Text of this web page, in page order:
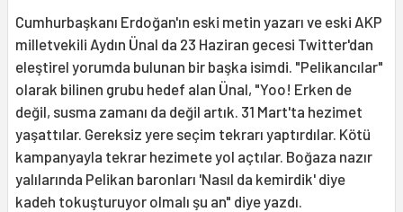
Cumhurbaşkanı Erdoğan'ın eski metin yazarı ve eski AKP
milletvekili Aydın Ünal da 23 Haziran gecesi Twitter'dan
eleştirel yorumda bulunan bir başka isimdi. "Pelikancılar"
olarak bilinen grubu hedef alan Ünal, "Yoo! Erken de
değil, susma zamanı da değil artık. 31 Mart'ta hezimet
yaşattılar. Gereksiz yere seçim tekrarı yaptırdılar. Kötü
kampanyayla tekrar hezimete yol açtılar. Boğaza nazır
yalılarında Pelikan baronları 'Nasıl da kemirdik' diye
kadeh tokuşturuyor olmalı şu an" diye yazdı.